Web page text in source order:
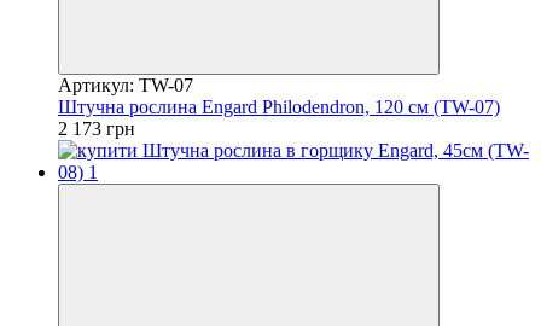
Артикул: TW-07
Штучна рослина Engard Philodendron, 120 см (TW-07)
2 173 грн